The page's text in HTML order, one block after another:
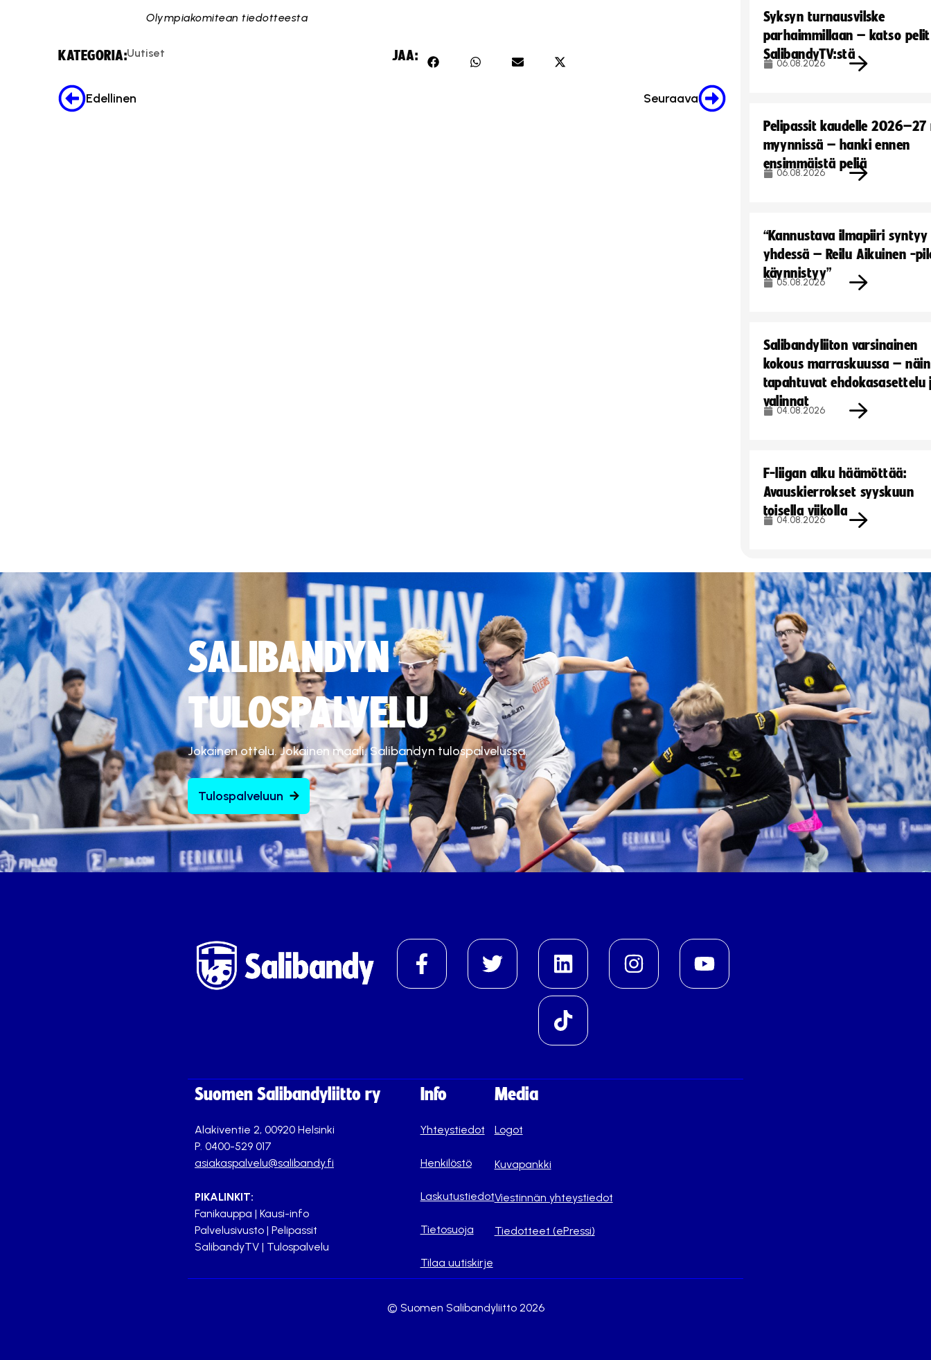
Olympiakomitean tiedotteesta
KATEGORIA:Uutiset JAA:
Edellinen Seuraava
Syksyn turnausvilske
parhaimmillaan – katso pelit
SalibandyTV:stä
06.08.2026
Pelipassit kaudelle
myynnissä – hanki ennen
ensimmäistä peliä
06.08.2026
“Kannustava ilmapiiri syntyy
yhdessä – Reilu Aikuinen -
käynnistyy”
05.08.2026
Salibandyliiton varsinainen
kokous marraskuussa – näin
tapahtuvat ehdokasasettelu
valinnat
04.08.2026
F-liigan alku häämöttää:
Avauskierrokset syyskuun
toisella viikolla
04.08.2026
SALIBANDYN
TULOSPALVELU
Jokainen ottelu. Jokainen maali. Salibandyn tulospalvelussa.
Tulospalveluun
Suomen Salibandyliitto ry
Alakiventie 2, 00920 Helsinki
P. 0400-529 017
asiakaspalvelu@salibandy.fi
PIKALINKIT:
Fanikauppa | Kausi-info
Palvelusivusto | Pelipassit
SalibandyTV | Tulospalvelu
Info
Yhteystiedot
Henkilöstö
Laskutustiedot
Tietosuoja
Tilaa uutiskirje
Media
Logot
Kuvapankki
Viestinnän yhteystiedot
Tiedotteet (ePressi)
© Suomen Salibandyliitto 2026